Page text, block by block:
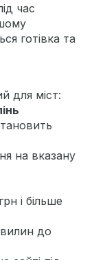
час
готівка та
для міст:
на вказану
і більше
до